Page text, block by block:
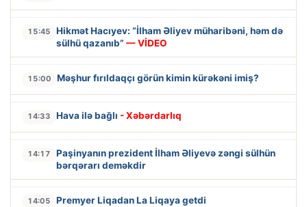
15:45
Hikmət Hacıyev: “İlham Əliyev müharibəni, həm də
sülhü qazanıb” — VİDEO
15:00 Məşhur fırıldaqçı görün kimin kürəkəni imiş?
14:33 Hava ilə bağlı - Xəbərdarlıq
14:17
Paşinyanın prezident İlham Əliyevə zəngi sülhün
bərqərarı deməkdir
14:05 Premyer Liqadan La Liqaya getdi